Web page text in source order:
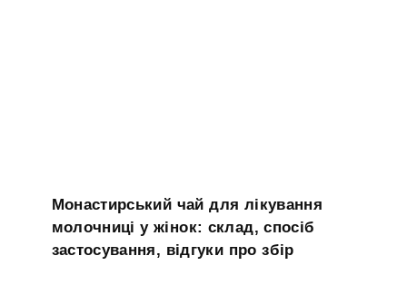
Монастирський чай для лікування
молочниці у жінок: склад, спосіб
застосування, відгуки про збір